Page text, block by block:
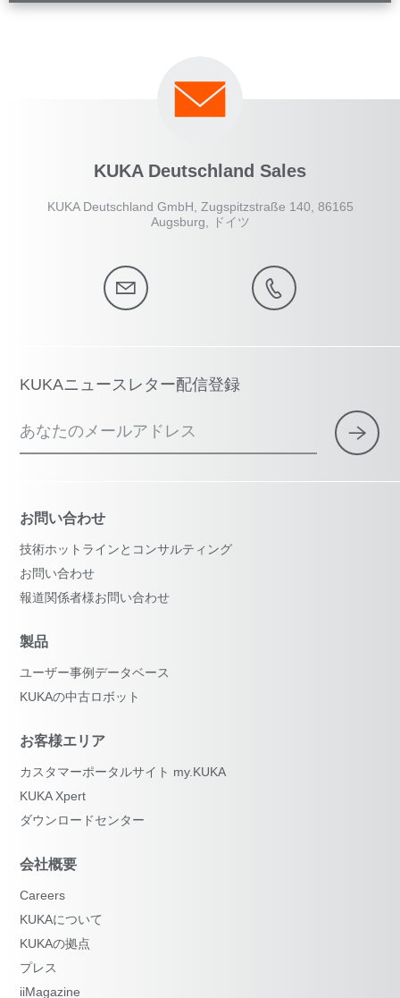
KUKA Deutschland Sales
KUKA Deutschland GmbH, Zugspitzstraße 140, 86165
Augsburg, ドイツ
KUKAニュースレター配信登録
あなたのメールアドレス
お問い合わせ
技術ホットラインとコンサルティング
お問い合わせ
報道関係者様お問い合わせ
製品
ユーザー事例データベース
KUKAの中古ロボット
お客様エリア
カスタマーポータルサイト my.KUKA
KUKA Xpert
ダウンロードセンター
会社概要
Careers
KUKAについて
KUKAの拠点
プレス
iiMagazine